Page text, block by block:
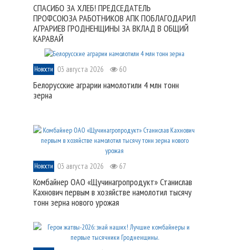
СПАСИБО ЗА ХЛЕБ! ПРЕДСЕДАТЕЛЬ
ПРОФСОЮЗА РАБОТНИКОВ АПК ПОБЛАГОДАРИЛ
АГРАРИЕВ ГРОДНЕНЩИНЫ ЗА ВКЛАД В ОБЩИЙ
КАРАВАЙ
Новости 03 августа 2026 60
Белорусские аграрии намолотили 4 млн тонн
зерна
Новости 03 августа 2026 67
Комбайнер ОАО «Щучинагропродукт» Станислав
Кахнович первым в хозяйстве намолотил тысячу
тонн зерна нового урожая